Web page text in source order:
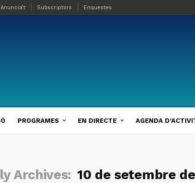
Anuncia’t Subscriptors Enquestes
PROGRAMES EN DIRECTE AGENDA
Archives: 10 de setembre